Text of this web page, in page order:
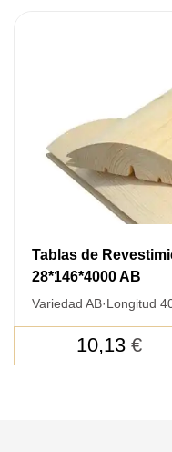
Tablas de
28*146*4000 AB
Variedad AB·Longitud
10,13 €
DATOS